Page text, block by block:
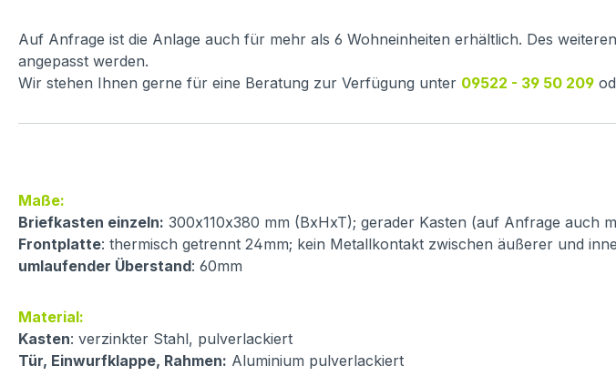
Auf Anfrage ist die Anlage auch für mehr als 6 Wohneinheiten erhältlich. Des
angepasst werden.
Wir stehen Ihnen gerne für eine Beratung zur Verfügung unter 09522 - 39 50 209
Maße:
Briefkasten einzeln: 300x110x380 mm (BxHxT); gerader Kasten (auf Anfrage auch
Frontplatte: thermisch getrennt 24mm; kein Metallkontakt zwischen äußerer und
umlaufender Überstand: 60mm
Material:
Kasten: verzinkter Stahl, pulverlackiert
Tür, Einwurfklappe, Rahmen: Aluminium pulverlackiert